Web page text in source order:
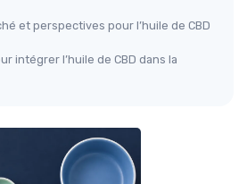
et perspectives pour l’huile de CBD
intégrer l’huile de CBD dans la